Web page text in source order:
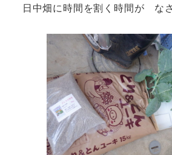
日中畑に時間を割く時間が な